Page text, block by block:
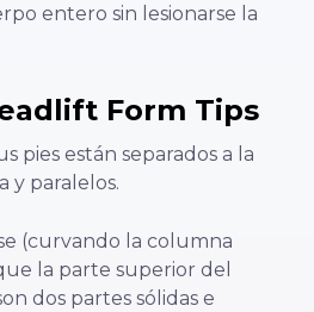
entero sin lesionarse la
Form Tips
pies están separados a la
y paralelos.
(curvando la columna
la parte superior del
dos partes sólidas e